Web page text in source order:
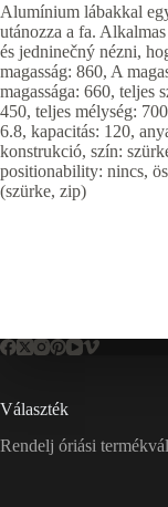
Alumínium lábakkal
utánozza a fa.
és jedninečný nézni,
magasság: 860, A
magassága: 660, teljes
450, teljes mélység:
6.8, kapacitás: 120,
konstrukció, szín:
positionability: nincs,
(szürke, zip)
Választék
Rendelj óriási